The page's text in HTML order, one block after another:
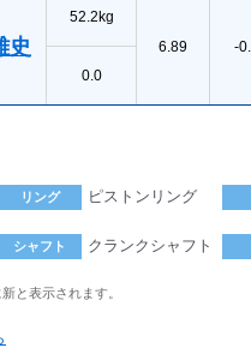
52.2kg
6.89
-
0.0
リング ピストンリング
シャフト クランクシャフト
と表示されます。